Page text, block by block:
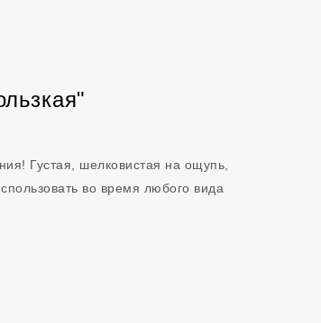
Густая, шелковистая на ощупь,
во время любого вида